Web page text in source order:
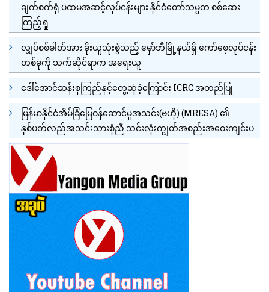
ချက်စက်ရုံ ပထမအဆင့်လုပ်ငန်းများ နိုင်ငံတော်သမ္မတ စစ်ဆေး
ကြည့်ရှု
လျှပ်စစ်ဓါတ်အား ခိုးယူသုံးစွဲသည့် မှော်ဘီမြို့နယ်ရှိ ကော်စေ့လုပ်ငန်း
တစ်ခုကို သက်ဆိုင်ရာက အရေးယူ
ဒေါ်အောင်ဆန်းစုကြည်နှင့်တွေ့ဆုံခဲ့ကြောင်း ICRC အတည်ပြု
မြန်မာနိုင်ငံအိမ်ခြံမြေဝန်ဆောင်မှုအသင်း(ဗဟို) (MRESA) ၏
နှစ်ပတ်လည်အသင်းသားစုံညီ သင်းလုံးကျွတ်အစည်းအဝေးကျင်းပ